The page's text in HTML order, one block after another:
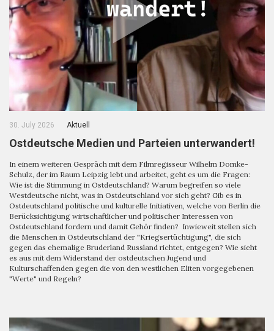
30. July 2026 Aktuell
Ostdeutsche Medien und Parteien unterwandert!
In einem weiteren Gespräch mit dem Filmregisseur Wilhelm Domke-
Schulz, der im Raum Leipzig lebt und arbeitet, geht es um die Fragen:
Wie ist die Stimmung in Ostdeutschland? Warum begreifen so viele
Westdeutsche nicht, was in Ostdeutschland vor sich geht? Gib es in
Ostdeutschland politische und kulturelle Initiativen, welche von Berlin die
Berücksichtigung wirtschaftlicher und politischer Interessen von
Ostdeutschland fordern und damit Gehör finden? Inwieweit stellen sich
die Menschen in Ostdeutschland der "Kriegsertüchtigung", die sich
gegen das ehemalige Bruderland Russland richtet, entgegen? Wie sieht
es aus mit dem Widerstand der ostdeutschen Jugend und
Kulturschaffenden gegen die von den westlichen Eliten vorgegebenen
"Werte" und Regeln?